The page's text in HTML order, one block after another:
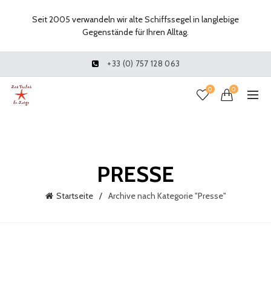
+33 (0) 757 128 063
0 0
PRESSE
Startseite Archive nach Kategorie "Presse"
Seit 2005 verwandeln wir alte Schiffssegel in langlebige
Gegenstände für Ihren Alltag.